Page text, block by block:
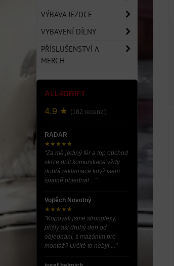
VÝBAVA JEZDCE
VYBAVENÍ DÍLNY
PŘÍSLUŠENSTVÍ A
MERCH
ALL4DRIFT
4.9 ★ (182 recenzí)
RADAR
★★★★★
"Za mě jediný fér a top obchod
skrze drift komunikace vždy
dobrá reklamace když jsem
špatně objednal ..."
Vojtěch Novotný
★★★★★
"Kupovali jsme stronglexy,
přišly asi druhý den od
objednání, s mazáním pro
montáž? Určitě to nebyl ..."